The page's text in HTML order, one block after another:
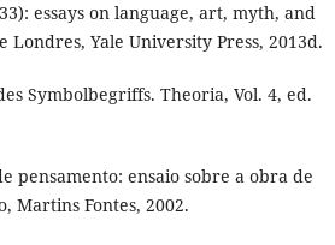
essays on language, art, myth, and
Londres, Yale University Press, 2013d.
Symbolbegriffs. Theoria, Vol. 4, ed.
pensamento: ensaio sobre a obra de
Martins Fontes, 2002.